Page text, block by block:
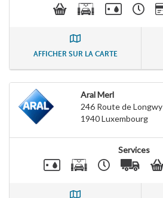
AFFICHER SUR LA CARTE
Aral Merl
246 Route de Longwy
1940Luxembourg
Services